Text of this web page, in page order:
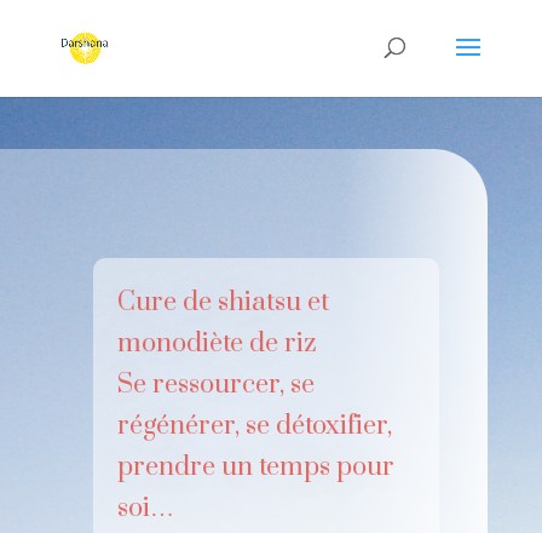
Cure de shiatsu et
monodiète de riz
Se ressourcer, se
régénérer, se détoxifier,
prendre un temps pour
soi…